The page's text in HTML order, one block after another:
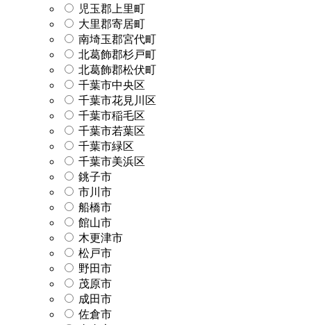
児玉郡上里町
大里郡寄居町
南埼玉郡宮代町
北葛飾郡杉戸町
北葛飾郡松伏町
千葉市中央区
千葉市花見川区
千葉市稲毛区
千葉市若葉区
千葉市緑区
千葉市美浜区
銚子市
市川市
船橋市
館山市
木更津市
松戸市
野田市
茂原市
成田市
佐倉市